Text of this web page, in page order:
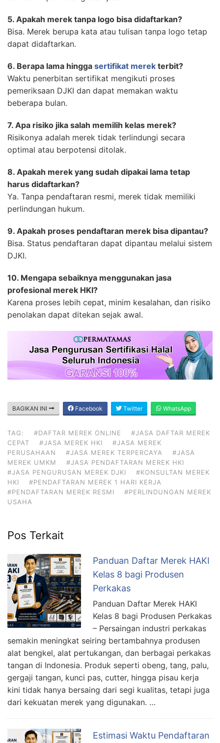
5. Apakah merek tanpa logo bisa didaftarkan?
Bisa. Merek berupa kata atau tulisan tanpa logo tetap
dapat didaftarkan.
6. Berapa lama hingga sertifikat merek terbit?
Waktu penerbitan sertifikat mengikuti proses
pemeriksaan DJKI dan dapat memakan waktu
beberapa bulan.
7. Apa risiko jika salah memilih kelas merek?
Risikonya adalah merek tidak terlindungi secara
optimal atau berpotensi ditolak.
8. Apakah merek yang sudah dipakai lama tetap
harus didaftarkan?
Ya. Tanpa pendaftaran resmi, merek tidak memiliki
perlindungan hukum.
9. Apakah proses pendaftaran merek bisa dipantau?
Bisa. Status pendaftaran dapat dipantau melalui sistem
DJKI.
10. Mengapa sebaiknya menggunakan jasa
profesional merek HKI?
Karena proses lebih cepat, minim kesalahan, dan risiko
penolakan dapat ditekan sejak awal.
BAGIKAN INI Facebook Twitter WhatsApp
TAG: #DAFTAR MEREK ONLINE
#JASA DAFTAR MEREK
CEPAT
#JASA MEREK HKI
#JASA MEREK
PERUSAHAAN
#JASA MEREK TERPERCAYA
#JASA
MEREK UMKM
#JASA PENDAFTARAN MEREK HKI
#JASA PENGURUSAN MEREK DJKI
#KONSULTAN MEREK
HKI
#PENDAFTARAN MEREK 1 HARI KERJA
#PENDAFTARAN MEREK RESMI
#PERLINDUNGAN MEREK
USAHA
Pos Terkait
Panduan Daftar Merek HAKI
Kelas 8 bagi Produsen
Perkakas
Panduan Daftar Merek HAKI
Kelas 8 bagi Produsen Perkakas
– Persaingan industri perkakas
semakin meningkat seiring bertambahnya produsen
alat bengkel, alat pertukangan, dan berbagai perkakas
tangan di Indonesia. Produk seperti obeng, tang, palu,
gergaji tangan, kunci pas, cutter, hingga pisau kerja
kini tidak hanya bersaing dari segi kualitas, tetapi juga
dari kekuatan merek yang digunakan. …
Estimasi Waktu Pendaftaran